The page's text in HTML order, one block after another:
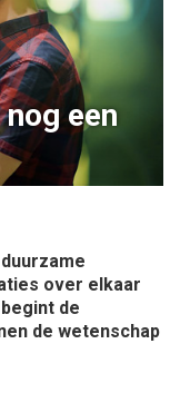
een
over elkaar
begint de
de wetenschap